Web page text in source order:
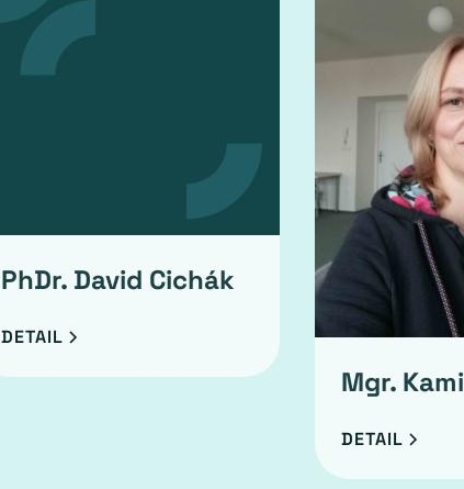
PhDr. David Cichák
DETAIL
Mgr.
DETAIL